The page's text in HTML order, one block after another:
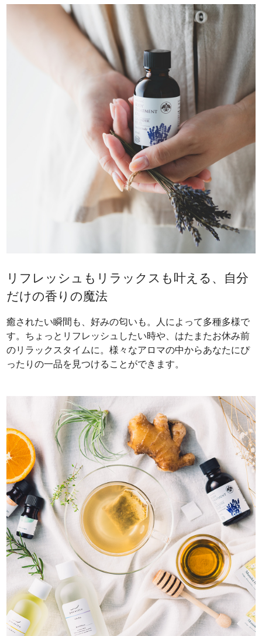
リフレッシュもリラックスも叶える、自分
だけの香りの魔法
癒されたい瞬間も、好みの匂いも。人によって多種多様で
す。ちょっとリフレッシュしたい時や、はたまたお休み前
のリラックスタイムに。様々なアロマの中からあなたにぴ
ったりの一品を見つけることができます。